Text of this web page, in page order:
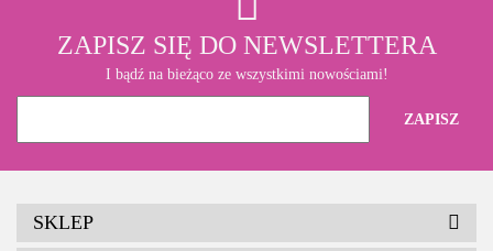
ZAPISZ SIĘ DO NEWSLETTERA
I bądź na bieżąco ze wszystkimi nowościami!
SKLEP